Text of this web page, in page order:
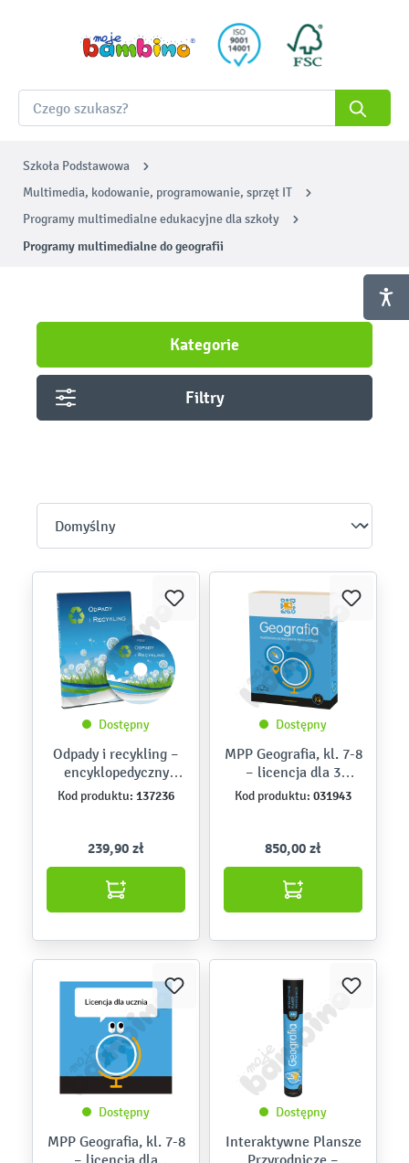
Szkoła Podstawowa
Multimedia, kodowanie, programowanie, sprzęt IT
Programy multimedialne edukacyjne dla szkoły
Programy multimedialne do geografii
Kategorie
Filtry
Dostępny
Odpady i recykling –
encyklopedyczny
przewodnik
multimedialny
Kod produktu: 137236
239,90 zł
Dostępny
MPP Geografia, kl. 7-8
– licencja dla 3
nauczycieli
Kod produktu: 031943
850,00 zł
Dostępny
MPP Geografia, kl. 7-8
Dostępny
Interaktywne Plansze